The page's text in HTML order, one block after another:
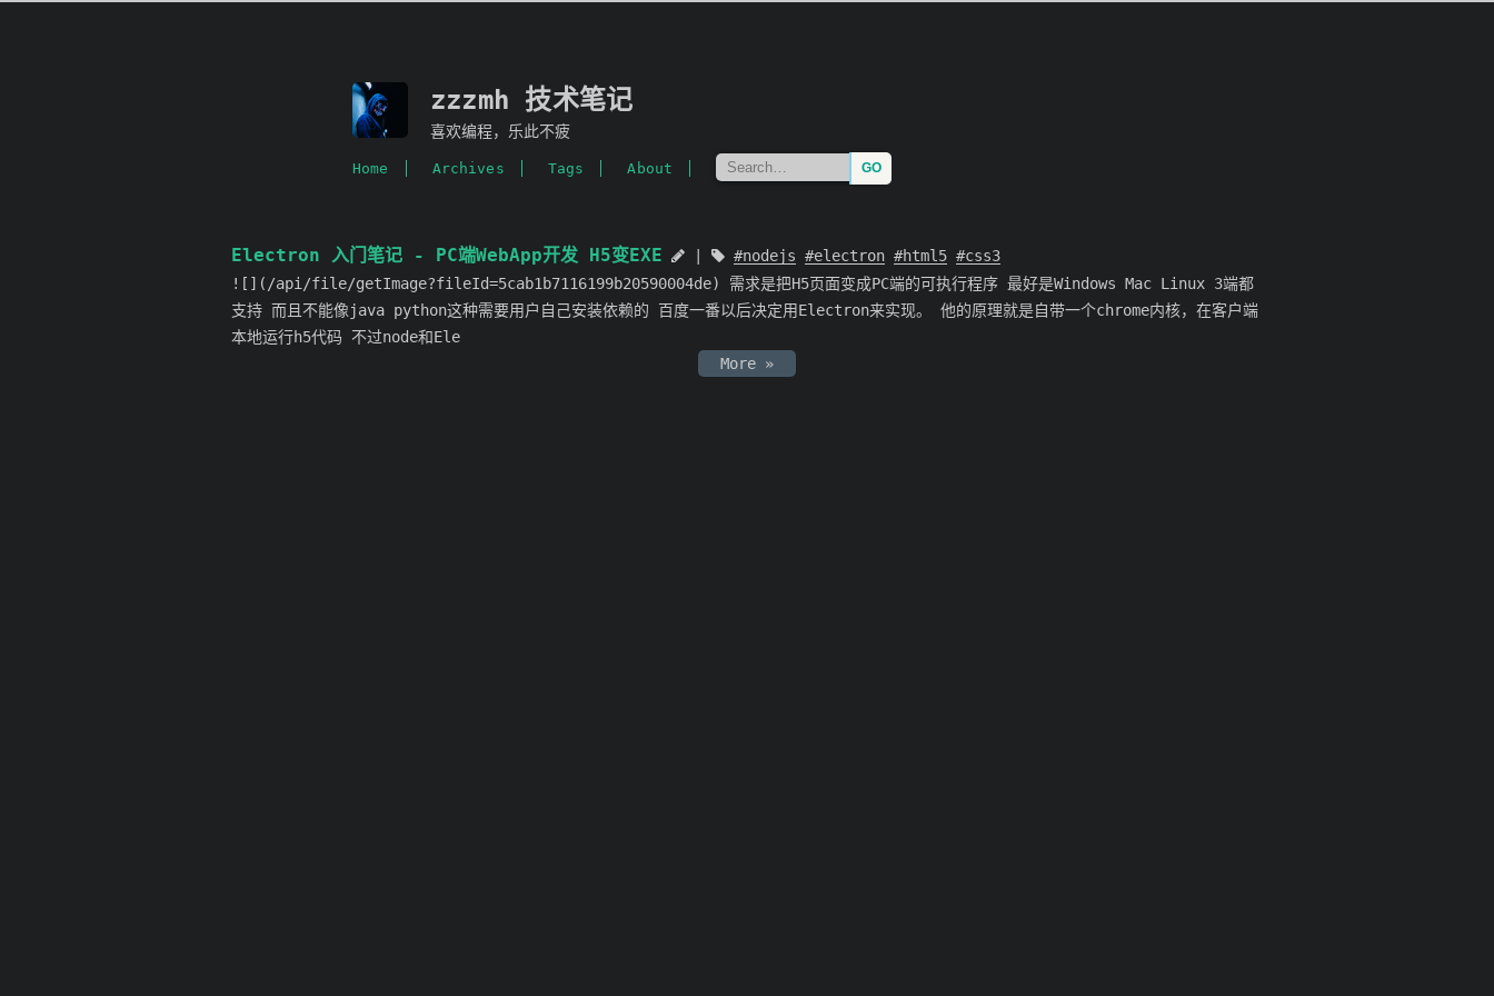
zzzmh 技术笔记
喜欢编程，乐此不疲
Home Archives Tags About
Electron 入门笔记 - PC端WebApp开发 H5变EXE nodejs electron html5
css3
![](/api/file/getImage?fileId=5cab1b7116199b20590004de) 需求是把H5页面变成PC端的可执行程序 最好是Windows Mac Linux 3端都
支持 而且不能像java python这种需要用户自己安装依赖的 百度一番以后决定用Electron来实现。 他的原理就是自带一个chrome内核，在客户端
本地运行h5代码 不过node和Ele
More »